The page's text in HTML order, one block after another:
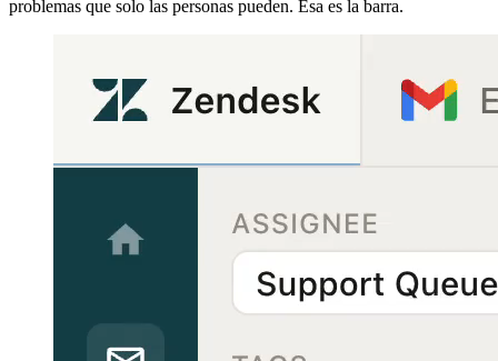
problemas que solo las personas pueden. Esa es la barra.